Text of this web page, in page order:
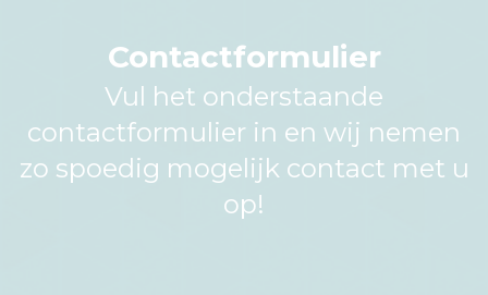
Contactformulier
Vul het onderstaande
contactformulier in en wij nemen
zo spoedig mogelijk contact met u
op!